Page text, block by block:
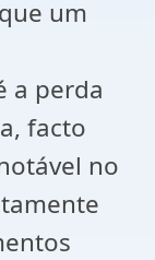
um
a perda
facto
no